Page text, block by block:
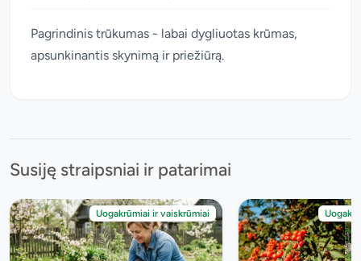
Pagrindinis trūkumas - labai dygliuotas krūmas,
apsunkinantis skynimą ir priežiūrą.
Susiję straipsniai ir patarimai
Uogakrūmiai ir vaiskrūmiai